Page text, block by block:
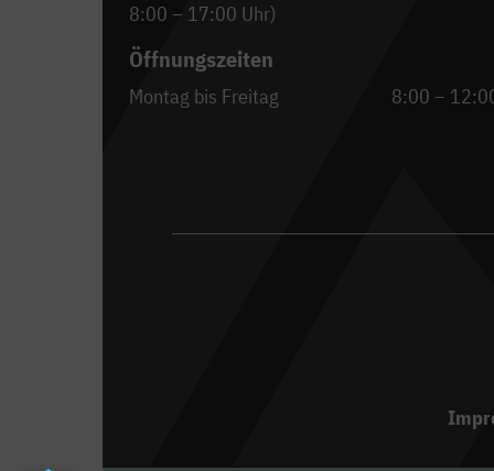
8:00 – 17:00 Uhr)
Öffnungszeiten
Montag bis Freitag 8:00 –